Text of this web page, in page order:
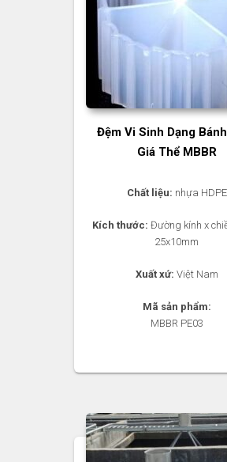
Đệm Vi Sinh Dạng
Giá Thể MBBR
Chất liệu: nhựa HDPE
Kích thước: Đường kính x
25x10mm
Xuất xứ: Việt Nam
Mã sản phẩm:
MBBR PE03